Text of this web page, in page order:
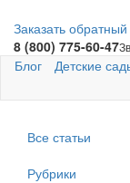
Заказать обратный
8 (800) 775-60-47
Блог Детские
Все статьи
Рубрики